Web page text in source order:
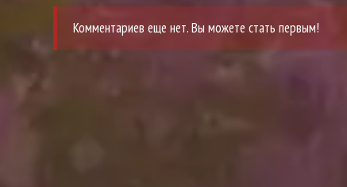
Комментариев еще нет. Вы можете стать первым!